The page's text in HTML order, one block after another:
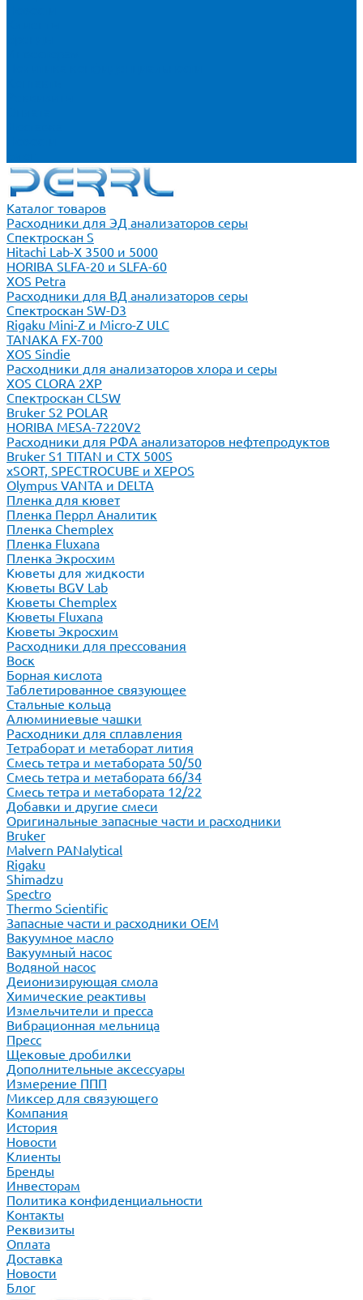
Каталог товаров
Расходники для ЭД анализаторов серы
Спектроскан S
Hitachi Lab-X 3500 и 5000
HORIBA SLFA-20 и SLFA-60
XOS Petra
Расходники для ВД анализаторов серы
Спектроскан SW-D3
Rigaku Mini-Z и Micro-Z ULC
TANAKA FX-700
XOS Sindie
Расходники для анализаторов хлора и серы
XOS CLORA 2XP
Спектроскан CLSW
Bruker S2 POLAR
HORIBA MESA-7220V2
Расходники для РФА анализаторов нефтепродуктов
Bruker S1 TITAN и CTX 500S
xSORT, SPECTROCUBE и XEPOS
Olympus VANTA и DELTA
Пленка для кювет
Пленка Перрл Аналитик
Пленка Chemplex
Пленка Fluxana
Пленка Экросхим
Кюветы для жидкости
Кюветы BGV Lab
Кюветы Chemplex
Кюветы Fluxana
Кюветы Экросхим
Расходники для прессования
Воск
Борная кислота
Таблетированное связующее
Стальные кольца
Алюминиевые чашки
Расходники для сплавления
Тетраборат и метаборат лития
Смесь тетра и метабората 50/50
Смесь тетра и метабората 66/34
Смесь тетра и метабората 12/22
Добавки и другие смеси
Оригинальные запасные части и расходники
Bruker
Malvern PANalytical
Rigaku
Shimadzu
Spectro
Thermo Scientific
Запасные части и расходники ОЕМ
Вакуумное масло
Вакуумный насос
Водяной насос
Деионизирующая смола
Химические реактивы
Измельчители и пресса
Вибрационная мельница
Пресс
Щековые дробилки
Дополнительные аксессуары
Измерение ППП
Миксер для связующего
Компания
История
Новости
Клиенты
Бренды
Инвесторам
Политика конфиденциальности
Контакты
Реквизиты
Оплата
Доставка
Новости
Блог